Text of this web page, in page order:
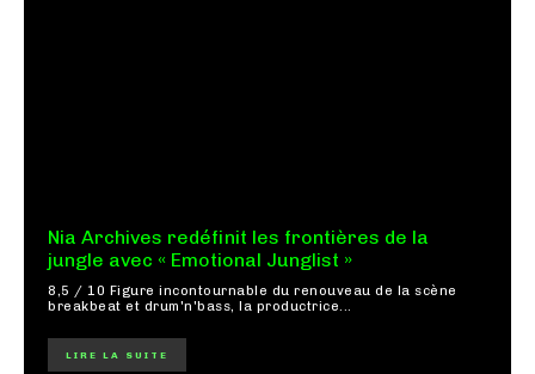
Nia Archives redéfinit les frontières de la
jungle avec « Emotional Junglist »
8,5 / 10 Figure incontournable du renouveau de la scène
breakbeat et drum'n'bass, la productrice...
LIRE LA SUITE